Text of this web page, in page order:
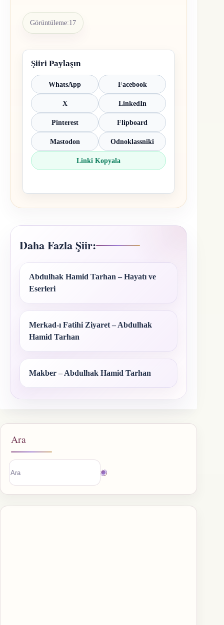
Görüntüleme:17
Şiiri Paylaşın
WhatsApp Facebook
X LinkedIn
Pinterest Flipboard
Mastodon Odnoklassniki
Linki Kopyala
Daha Fazla Şiir:
Abdulhak Hamid Tarhan – Hayatı ve
Eserleri
Merkad-ı Fatihi Ziyaret – Abdulhak
Hamid Tarhan
Makber – Abdulhak Hamid Tarhan
Ara